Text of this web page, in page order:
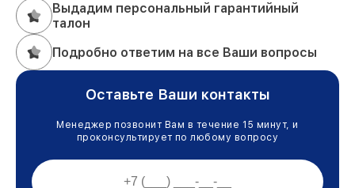
Выдадим персональный гарантийный
талон
Подробно ответим на все Ваши вопросы
Оставьте Ваши контакты
Менеджер позвонит Вам в течение 15 минут, и
проконсультирует по любому вопросу